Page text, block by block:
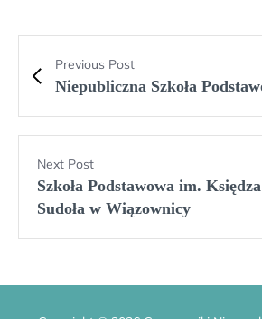
Previous Post
Niepubliczna Szkoła
Next Post
Szkoła Podstawowa im.
Sudoła w Wiązownicy